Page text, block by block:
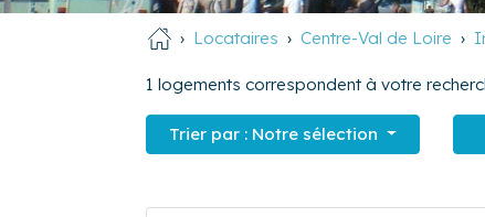
Locataires Centre-Val de Loire
1 logements correspondent à votre
Trier par : Notre sélection